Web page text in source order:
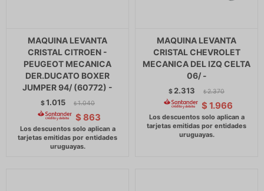
MAQUINA LEVANTA
CRISTAL CITROEN -
PEUGEOT MECANICA
DER.DUCATO BOXER
JUMPER 94/ (60772) -
$1.015 $ 1.040
$ 863
MAQUINA LEVANTA
CRISTAL CHEVROLET
MECANICA DEL IZQ CELTA
06/ -
$ 2.313 $ 2.370
$ 1.966